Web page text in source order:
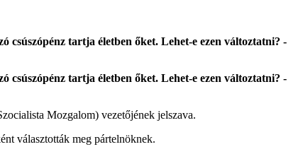
csúszópénz tartja életben őket. Lehet-e ezen változtatni? -
csúszópénz tartja életben őket. Lehet-e ezen változtatni? -
Mozgalom) vezetőjének jelszava.
választották meg pártelnöknek.